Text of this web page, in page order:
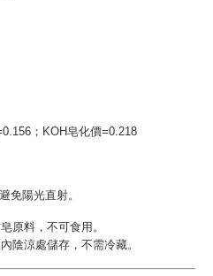
；KOH皂化價=0.218
免陽光直射。
原料，不可食用。
陰涼處儲存，不需冷藏。